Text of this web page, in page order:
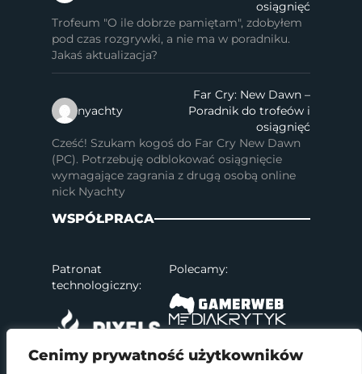
Cenimy prywatność użytkowników
osiągnięć
Trofeum "O ile dobrze pamiętam", zdobyłem
pod czas rozgrywki, a nie ma w poradniku.
Jakaś aktualizacja?
nyachty
Far Cry: New Dawn –
Poradnik do trofeów i
osiągnięć
Cześć! Szukam kogoś do Far Cry New Dawn
(PC). Potrzebuję odblokować osiągnięcie
wymagające zagrania z drugą osobą online
nick Nyachty
WSPÓŁPRACA
Patronat
technologiczny:
Polecamy: